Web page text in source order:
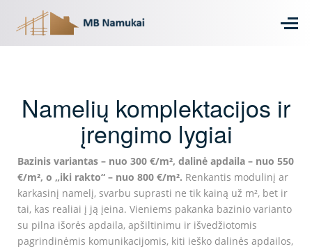
Namelių komplektacijos ir
įrengimo lygiai
Bazinis variantas – nuo 300 €/m², dalinė apdaila – nuo 550
€/m², o „iki rakto“ – nuo 800 €/m². Renkantis modulinį ar
karkasinį namelį, svarbu suprasti ne tik kainą už m², bet ir
tai, kas realiai į ją įeina. Vieniems pakanka bazinio varianto
su pilna išorės apdaila, apšiltinimu ir išvedžiotomis
pagrindinėmis komunikacijomis, kiti ieško dalinės apdailos,